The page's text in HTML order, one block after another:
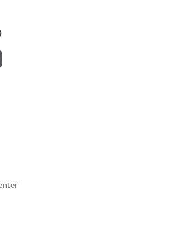
damit wir uns verbessern können.